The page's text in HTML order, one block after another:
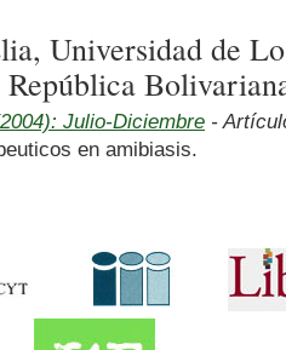
Universidad de
República
Julio-Diciembre -
en amibiasis.